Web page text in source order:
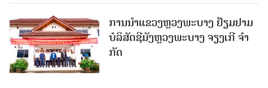
ການນຳແຂວງຫຼວງພະບາງ ຢ້ຽມ​ຢາມ
ບໍ​ລິ​ສັດຊີມັງຫຼວງພະບາງ ຈຽງເກີ ຈໍາ
ກັດ